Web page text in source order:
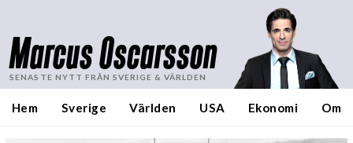
Marcus Oscarsson
SENASTE NYTT FRÅN SVERIGE & VÄRLDEN
Hem Sverige Världen USA Ekonomi Om